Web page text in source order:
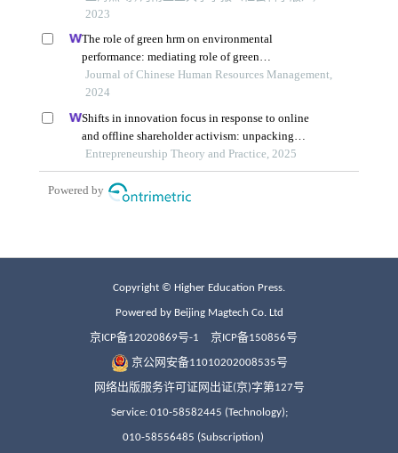
Copyright © Higher Education Press.
Powered by Beijing Magtech Co. Ltd
京ICP备12020869号-1 京ICP备150856号
京公网安备11010202008535号
网络出版服务许可证网出证(京)字第127号
Service: 010-58582445 (Technology);
010-58556485 (Subscription)